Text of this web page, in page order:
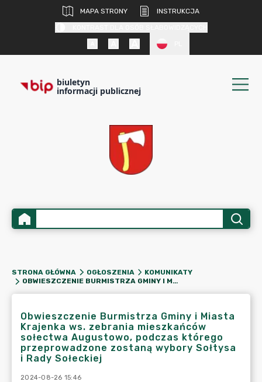
MAPA STRONY
INSTRUKCJA
biuletyn
informacji publicznej
STRONA GŁÓWNA OGŁOSZENIA
KOMUNIKATY
OBWIESZCZENIE BURMISTRZA GMINY I MIASTA KRAJENKA WS. ZEBRANIA MIESZKAŃCÓW SOŁECTWA AUGUSTOWO, PODCZAS KTÓREGO PRZEPROWADZONE ZOSTANĄ WYBORY SOŁTYSA I RADY SOŁECKIEJ
Obwieszczenie Burmistrza Gminy i Miasta
Krajenka ws. zebrania mieszkańców
sołectwa Augustowo, podczas którego
przeprowadzone zostaną wybory Sołtysa
i Rady Sołeckiej
2024-08-26 15:46